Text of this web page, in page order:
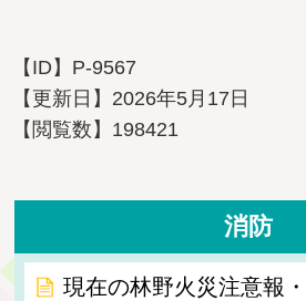
【ID】 P-9567
【更新日】 2026年5月17日
【閲覧数】 198421
消防
現在の林野火災注意報